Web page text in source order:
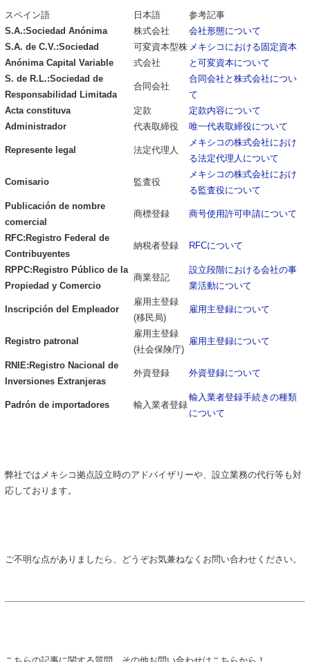
スペイン語 日本語
参考記事
S.A.:Sociedad Anónima
株式会社
会社形態について
S.A. de C.V.:Sociedad
Anónima Capital Variable
可変資本型株
式会社
メキシコにおける固定資本
と可変資本について
S. de R.L.:Sociedad de
Responsabilidad Limitada
合同会社
合同会社と株式会社につい
て
Acta constituva
定款
定款内容について
Administrador
代表取締役 唯一代表取締役について
Represente legal 法定代理人
メキシコの株式会社におけ
る法定代理人について
Comisario 監査役
メキシコの株式会社におけ
る監査役について
Publicación de nombre
comercial
商標登録 商号使用許可申請について
RFC:Registro Federal de
Contribuyentes
納税者登録 RFCについて
RPPC:Registro Público de la
Propiedad y Comercio
商業登記
設立段階における会社の事
業活動について
Inscripción del Empleador
雇用主登録
(移民局)
雇用主登録について
Registro patronal
雇用主登録
(社会保険庁)
雇用主登録について
RNIE:Registro Nacional de
Inversiones Extranjeras
外資登録 外資登録について
Padrón de importadores 輸入業者登録
輸入業者登録手続きの種類
について
弊社ではメキシコ拠点設立時のアドバイザリーや、設立業務の代行等も対
応しております。
ご不明な点がありましたら、どうぞお気兼ねなくお問い合わせください。